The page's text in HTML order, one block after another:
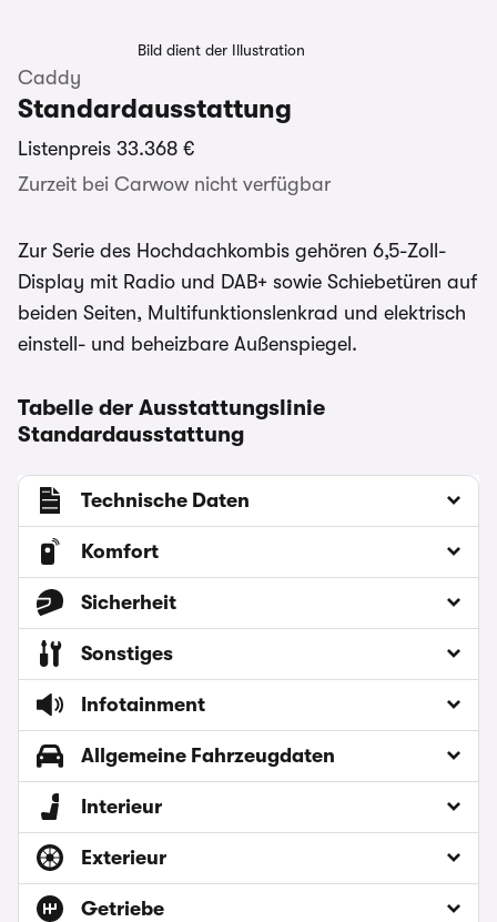
Bild dient der Illustration
Caddy
Standardausstattung
Listenpreis 33.368 €
Zurzeit bei Carwow nicht verfügbar
Zur Serie des Hochdachkombis gehören 6,5-Zoll-
Display mit Radio und DAB+ sowie Schiebetüren auf
beiden Seiten, Multifunktionslenkrad und elektrisch
einstell- und beheizbare Außenspiegel.
Tabelle der Ausstattungslinie
Standardausstattung
Technische Daten
Komfort
Sicherheit
Sonstiges
Infotainment
Allgemeine Fahrzeugdaten
Interieur
Exterieur
Getriebe